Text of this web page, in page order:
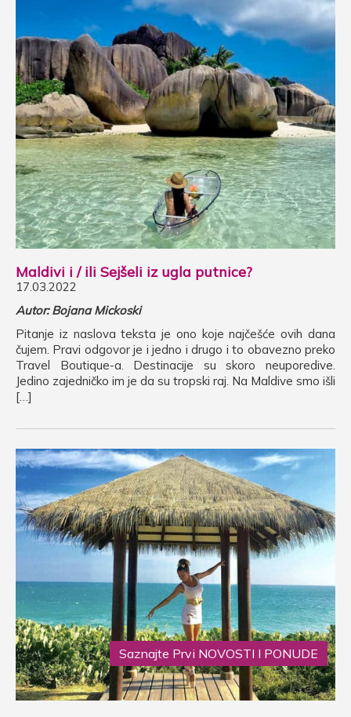
Maldivi i / ili Sejšeli iz ugla putnice?
17.03.2022
Autor: Bojana Mickoski
Pitanje iz naslova teksta je ono koje najčešće ovih dana
čujem. Pravi odgovor je i jedno i drugo i to obavezno preko
Travel Boutique-a. Destinacije su skoro neuporedive.
Jedino zajedničko im je da su tropski raj. Na Maldive smo išli
[…]
Saznajte Prvi NOVOSTI I PONUDE